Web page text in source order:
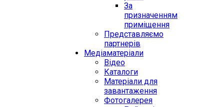
За
призначенням
приміщення
Представляємо
партнерів
Медіаматеріали
Відео
Каталоги
Матеріали для
завантаження
Фотогалерея